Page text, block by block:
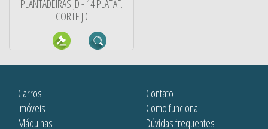
PLANTADEIRAS JD - 14 PLATAF.
CORTE JD
Carros
Imóveis
Máquinas
Contato
Como funciona
Dúvidas frequentes